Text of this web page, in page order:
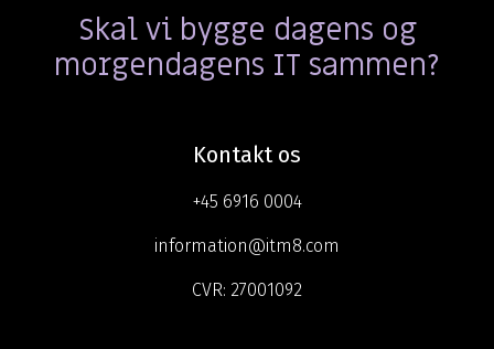
Skal vi bygge dagens og
morgendagens IT sammen?
Kontakt os
+45 6916 0004
information@itm8.com
CVR: 27001092